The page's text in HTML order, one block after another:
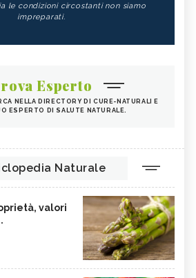
le condizioni circostanti non siamo
impreparati.
Esperto
NELLA DIRECTORY DI CURE-NATURALI E
ESPERTO DI SALUTE NATURALE.
Naturale
valori